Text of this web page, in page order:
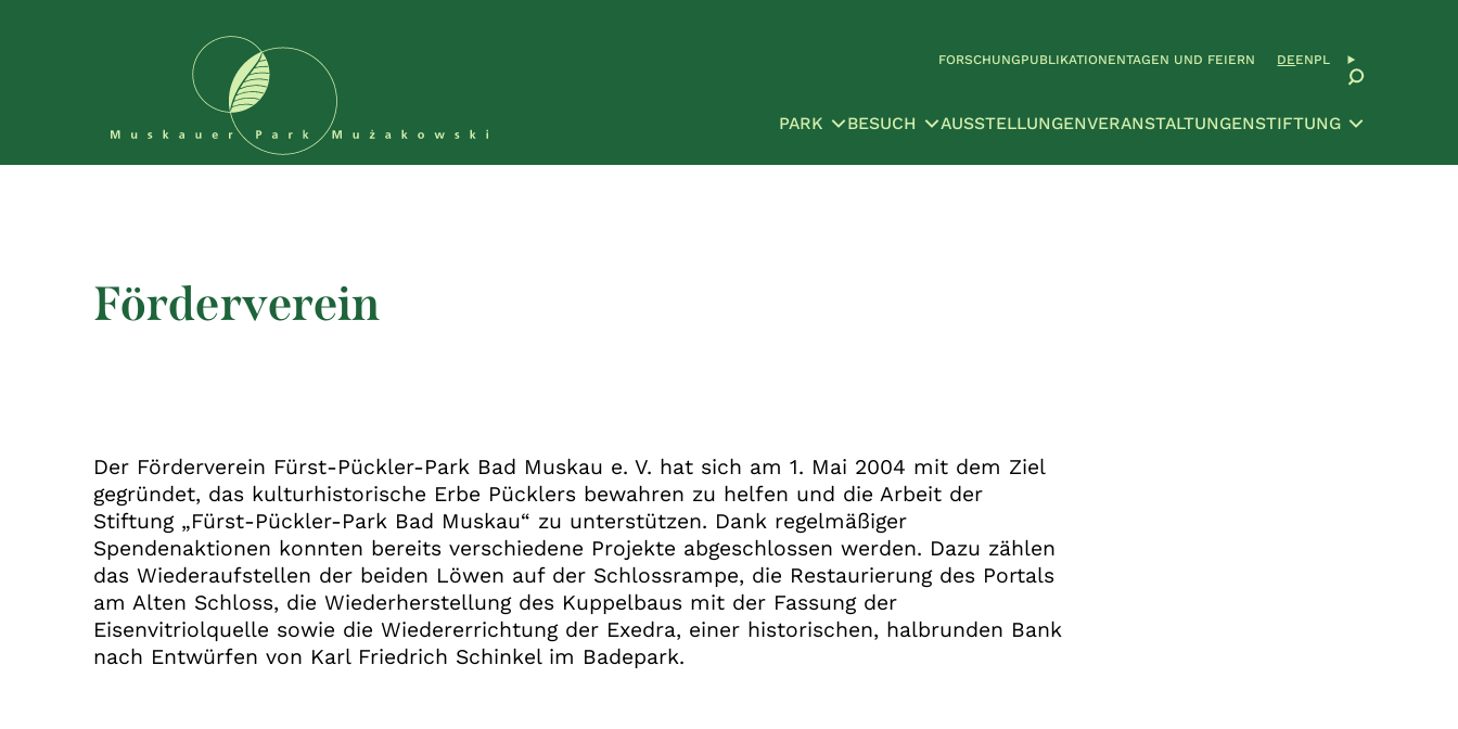
FORSCHUNGPUBLIKATIONENTAGEN UND FEIERN DEENPL
PARK BESUCH AUSSTELLUNGENVERANSTALTUNGENSTIFTUNG
Förderverein
Der Förderverein Fürst-Pückler-Park Bad Muskau e. V. hat sich am 1. Mai 2004 mit dem Ziel
gegründet, das kulturhistorische Erbe Pücklers bewahren zu helfen und die Arbeit der
Stiftung „Fürst-Pückler-Park Bad Muskau“ zu unterstützen. Dank regelmäßiger
Spendenaktionen konnten bereits verschiedene Projekte abgeschlossen werden. Dazu zählen
das Wiederaufstellen der beiden Löwen auf der Schlossrampe, die Restaurierung des Portals
am Alten Schloss, die Wiederherstellung des Kuppelbaus mit der Fassung der
Eisenvitriolquelle sowie die Wiedererrichtung der Exedra, einer historischen, halbrunden Bank
nach Entwürfen von Karl Friedrich Schinkel im Badepark.